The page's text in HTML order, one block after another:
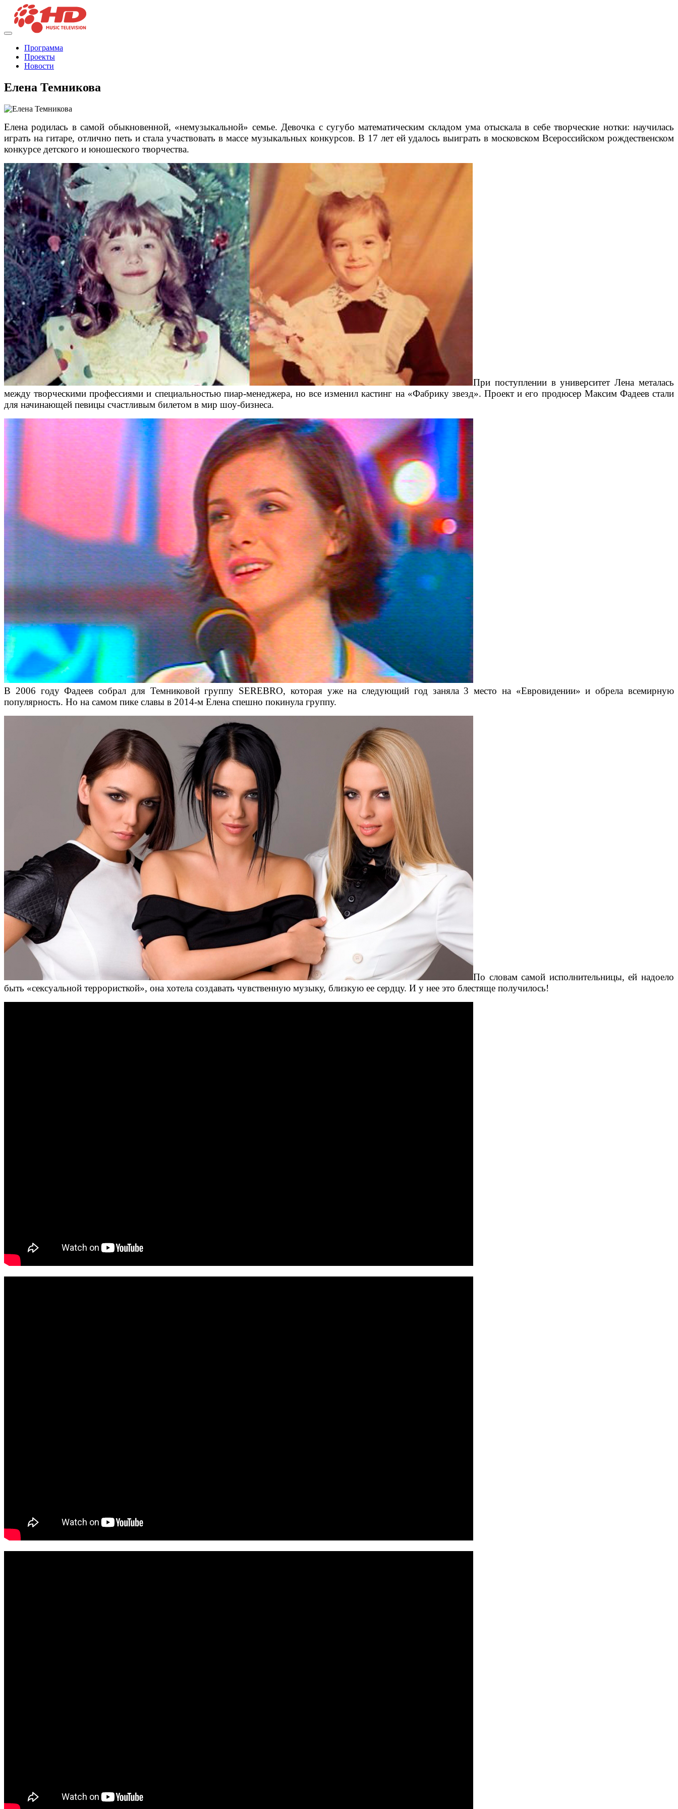
Программа
Проекты
Новости
Елена Темникова
Елена родилась в самой обыкновенной, «немузыкальной» семье. Девочка с сугубо математическим складом ума отыскала в себе творческие нотки: научилась
играть на гитаре, отлично петь и стала участвовать в массе музыкальных конкурсов. В 17 лет ей удалось выиграть в московском Всероссийском рождественском
конкурсе детского и юношеского творчества.
При поступлении в университет Лена металась
между творческими профессиями и специальностью пиар-менеджера, но все изменил кастинг на «Фабрику звезд». Проект и его продюсер Максим Фадеев стали
для начинающей певицы счастливым билетом в мир шоу-бизнеса.
В 2006 году Фадеев собрал для Темниковой группу SEREBRO, которая уже на следующий год заняла 3 место на «Евровидении» и обрела всемирную
популярность. Но на самом пике славы в 2014-м Елена спешно покинула группу.
По словам самой исполнительницы, ей надоело
быть «сексуальной террористкой», она хотела создавать чувственную музыку, близкую ее сердцу. И у нее это блестяще получилось!